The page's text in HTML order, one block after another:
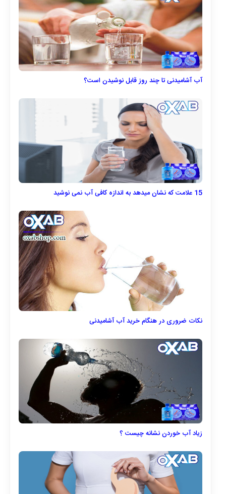
آب آشامیدنی تا چند روز قابل نوشیدن است؟
15 علامت که نشان میدهد به اندازه کافی آب نمی نوشید
نکات ضروری در هنگام خرید آب آشامیدنی
زیاد آب خوردن نشانه چیست ؟